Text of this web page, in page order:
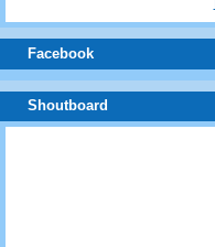
Facebook
Shoutboard